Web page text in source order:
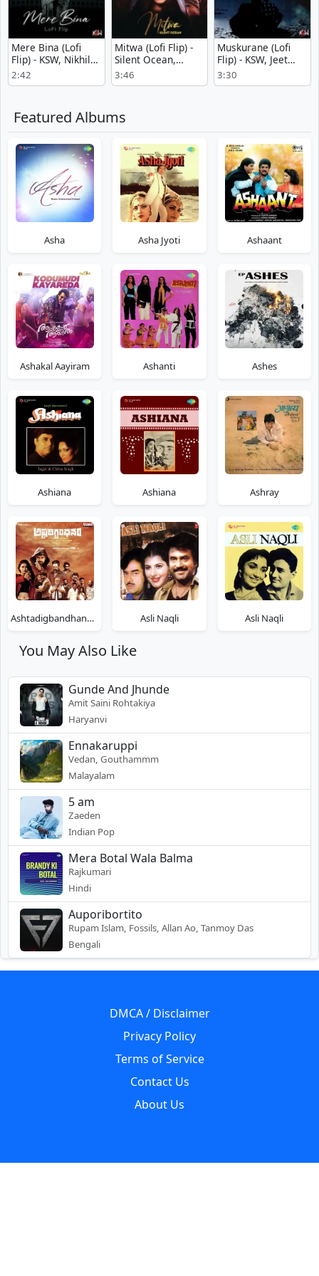
Mere Bina (Lofi
Flip) - KSW, Nikhil
Dsouza, Pritam
2:42
Mitwa (Lofi Flip) -
Silent Ocean,
Shankar
Mahadevan,
3:46
Muskurane (Lofi
Flip) - KSW, Jeet
Gannguli, Arijit
Singh, Bollywood
3:30
Featured Albums
Asha Asha Jyoti Ashaant
Ashakal Aayiram Ashanti Ashes
Ashiana Ashiana Ashray
Ashtadigbandhanam Asli Naqli Asli Naqli
You May Also Like
Gunde And Jhunde
Amit Saini Rohtakiya
Haryanvi
Ennakaruppi
Vedan, Gouthammm
Malayalam
5 am
Zaeden
Indian Pop
Mera Botal Wala Balma
Rajkumari
Hindi
Auporibortito
Rupam Islam, Fossils, Allan Ao, Tanmoy Das
Bengali
DMCA / Disclaimer
Privacy Policy
Terms of Service
Contact Us
About Us